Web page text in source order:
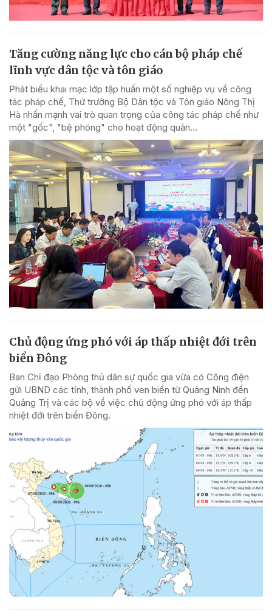
Tăng cường năng lực cho cán bộ pháp chế
lĩnh vực dân tộc và tôn giáo
Phát biểu khai mạc lớp tập huấn một số nghiệp vụ về công
tác pháp chế, Thứ trưởng Bộ Dân tộc và Tôn giáo Nông Thị
Hà nhấn mạnh vai trò quan trọng của công tác pháp chế như
một "gốc", "bệ phóng" cho hoạt động quản...
Chủ động ứng phó với áp thấp nhiệt đới trên
biển Đông
Ban Chỉ đạo Phòng thủ dân sự quốc gia vừa có Công điện
gửi UBND các tỉnh, thành phố ven biển từ Quảng Ninh đến
Quảng Trị và các bộ về việc chủ động ứng phó với áp thấp
nhiệt đới trên biển Đông.